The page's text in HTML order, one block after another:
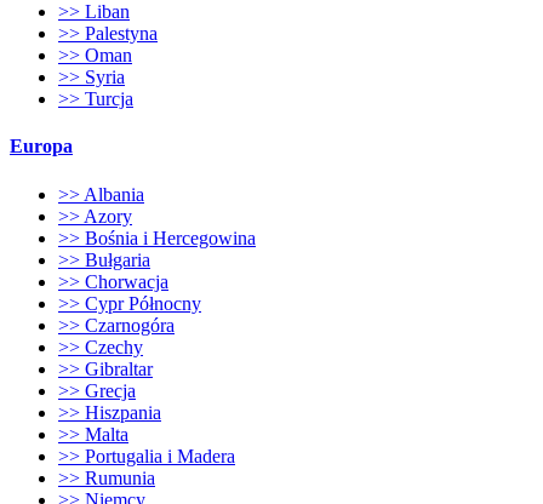
>> Liban
>> Palestyna
>> Oman
>> Syria
>> Turcja
Europa
>> Albania
>> Azory
>> Bośnia i Hercegowina
>> Bułgaria
>> Chorwacja
>> Cypr Północny
>> Czarnogóra
>> Czechy
>> Gibraltar
>> Grecja
>> Hiszpania
>> Malta
>> Portugalia i Madera
>> Rumunia
>> Niemcy